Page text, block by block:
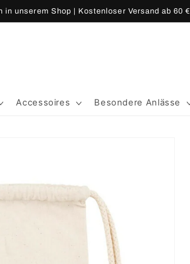
in unserem Shop | Kostenloser Versand ab 60 €
Accessoires Besondere Anlässe